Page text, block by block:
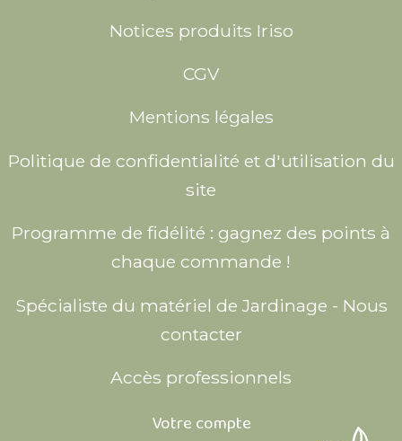
Notices produits Iriso
CGV
Mentions légales
Politique de confidentialité et d'utilisation du
site
Programme de fidélité : gagnez des points à
chaque commande !
Spécialiste du matériel de Jardinage - Nous
contacter
Accès professionnels
Votre compte